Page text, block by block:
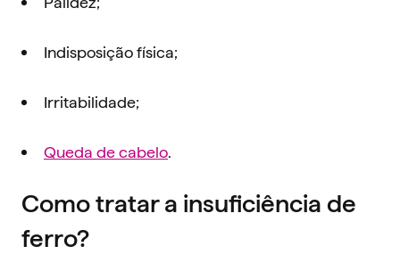
Indisposição física;
Irritabilidade;
Queda de cabelo.
Como tratar a insuficiência de
ferro?